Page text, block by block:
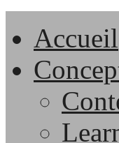
Accueil